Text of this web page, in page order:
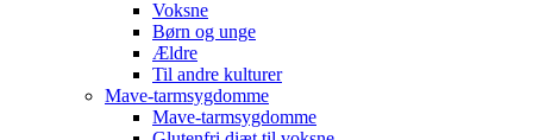
Voksne
Børn og unge
Ældre
Til andre kulturer
Mave-tarmsygdomme
Mave-tarmsygdomme